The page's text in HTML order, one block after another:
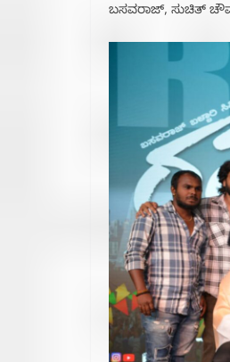
ಬಸವರಾಜ್, ಸುಚಿತ್